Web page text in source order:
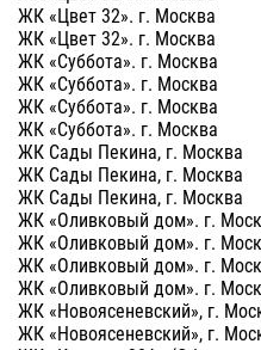
ЖК «Цвет 32». г. Москва
ЖК «Цвет 32». г. Москва
ЖК «Суббота». г. Москва
ЖК «Суббота». г. Москва
ЖК «Суббота». г. Москва
ЖК «Суббота». г. Москва
ЖК Сады Пекина, г. Москва
ЖК Сады Пекина, г. Москва
ЖК Сады Пекина, г. Москва
ЖК «Оливковый дом». г.
ЖК «Оливковый дом». г.
ЖК «Оливковый дом». г.
ЖК «Оливковый дом». г.
ЖК «Новоясеневский», г.
ЖК «Новоясеневский», г.